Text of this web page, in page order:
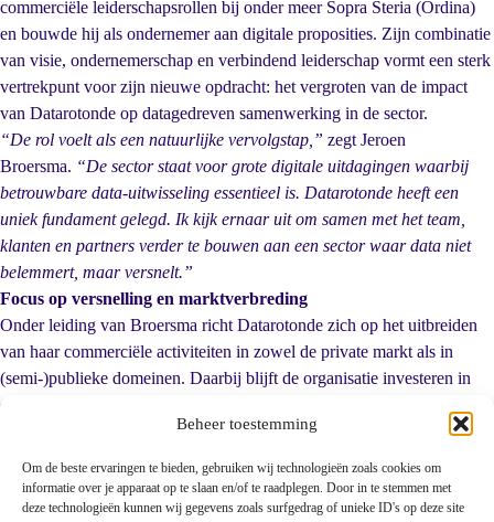
Beheer toestemming
Om de beste ervaringen te bieden, gebruiken wij technologieën zoals cookies om
informatie over je apparaat op te slaan en/of te raadplegen. Door in te stemmen met
deze technologieën kunnen wij gegevens zoals surfgedrag of unieke ID's op deze site
commerciële leiderschapsrollen bij onder meer Sopra Steria (Ordina)
en bouwde hij als ondernemer aan digitale proposities. Zijn combinatie
van visie, ondernemerschap en verbindend leiderschap vormt een sterk
vertrekpunt voor zijn nieuwe opdracht: het vergroten van de impact
van Datarotonde op datagedreven samenwerking in de sector.
“De rol voelt als een natuurlijke vervolgstap,” zegt Jeroen
Broersma. “De sector staat voor grote digitale uitdagingen waarbij
betrouwbare data-uitwisseling essentieel is. Datarotonde heeft een
uniek fundament gelegd. Ik kijk ernaar uit om samen met het team,
klanten en partners verder te bouwen aan een sector waar data niet
belemmert, maar versnelt.”
Focus op versnelling en marktverbreding
Onder leiding van Broersma richt Datarotonde zich op het uitbreiden
van haar commerciële activiteiten in zowel de private markt als in
(semi-)publieke domeinen. Daarbij blijft de organisatie investeren in
oplossingen die samenwerken makkelijker maken en data toegankelijk,
betrouwbaar en toekomstvast houden.
Kruisboog 42